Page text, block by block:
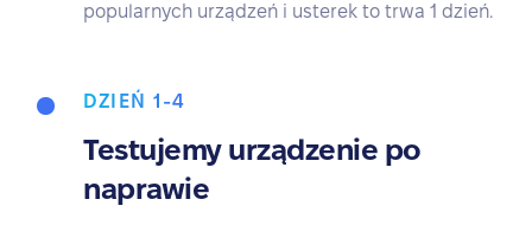
popularnych urządzeń i usterek to trwa 1 dzień.
DZIEŃ 1-4
Testujemy urządzenie po
naprawie